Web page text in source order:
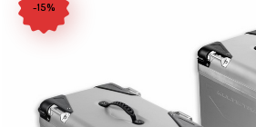
-15%